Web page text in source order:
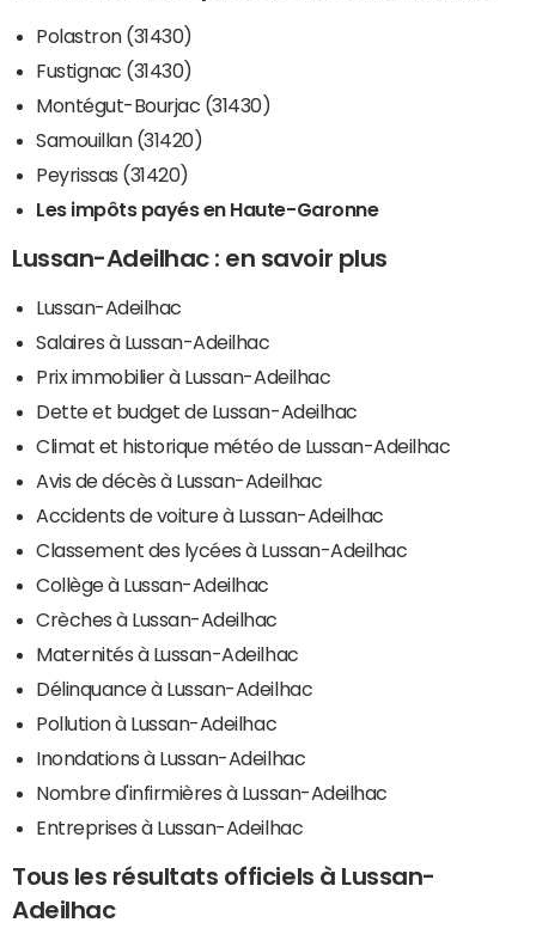
Polastron (31430)
Fustignac (31430)
Montégut-Bourjac (31430)
Samouillan (31420)
Peyrissas (31420)
Les impôts payés en Haute-Garonne
Lussan-Adeilhac : en savoir plus
Lussan-Adeilhac
Salaires à Lussan-Adeilhac
Prix immobilier à Lussan-Adeilhac
Dette et budget de Lussan-Adeilhac
Climat et historique météo de Lussan-Adeilhac
Avis de décès à Lussan-Adeilhac
Accidents de voiture à Lussan-Adeilhac
Classement des lycées à Lussan-Adeilhac
Collège à Lussan-Adeilhac
Crèches à Lussan-Adeilhac
Maternités à Lussan-Adeilhac
Délinquance à Lussan-Adeilhac
Pollution à Lussan-Adeilhac
Inondations à Lussan-Adeilhac
Nombre d'infirmières à Lussan-Adeilhac
Entreprises à Lussan-Adeilhac
Tous les résultats officiels à Lussan-
Adeilhac